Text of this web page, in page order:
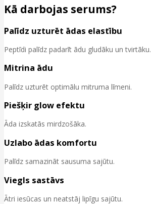
Kā darbojas serums?
Palīdz uzturēt ādas elastību
Peptīdi palīdz padarīt ādu gludāku un tvirtāku.
Mitrina ādu
Palīdz uzturēt optimālu mitruma līmeni.
Piešķir glow efektu
Āda izskatās mirdzošāka.
Uzlabo ādas komfortu
Palīdz samazināt sausuma sajūtu.
Viegls sastāvs
Ātri iesūcas un neatstāj lipīgu sajūtu.